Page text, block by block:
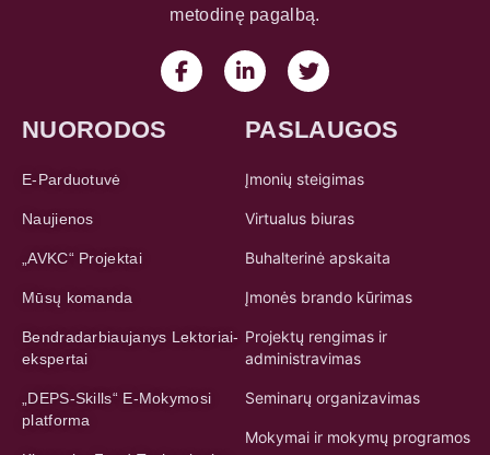
metodinę pagalbą.
NUORODOS
E-Parduotuvė
Naujienos
„AVKC“ Projektai
Mūsų komanda
Bendradarbiaujanys Lektoriai-
ekspertai
„DEPS-Skills“ E-Mokymosi
platforma
PASLAUGOS
Įmonių steigimas
Virtualus biuras
Buhalterinė apskaita
Įmonės brando kūrimas
Projektų rengimas ir
administravimas
Seminarų organizavimas
Mokymai ir mokymų programos